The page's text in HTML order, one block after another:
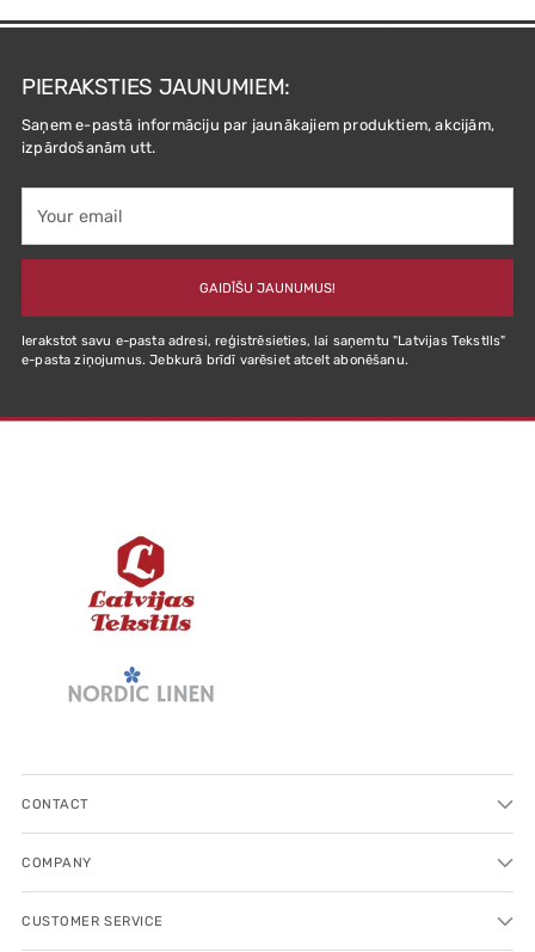
PIERAKSTIES JAUNUMIEM:
Saņem e-pastā informāciju par jaunākajiem produktiem, akcijām,
izpārdošanām utt.
email
GAIDĪŠU JAUNUMUS!
Ierakstot savu e-pasta adresi, reģistrēsieties, lai saņemtu "Latvijas Tekstlls"
e-pasta ziņojumus. Jebkurā brīdī varēsiet atcelt abonēšanu.
CONTACT
COMPANY
CUSTOMER SERVICE